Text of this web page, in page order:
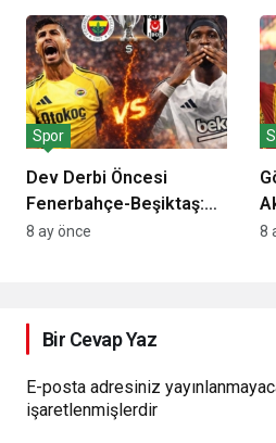
Hakları İçin Anlaşmasını
Genişletti
Dev Derbi Öncesi
Fenerbahçe-Beşiktaş:
Eksikler ve Kilit Noktalar
Spor
8 ay önce 8
Bir Cevap Yaz
E-posta adresiniz
işaretlenmişlerdir